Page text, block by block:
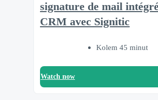
signature de mail
CRM avec Signitic
Kolem 45 minut
Watch now